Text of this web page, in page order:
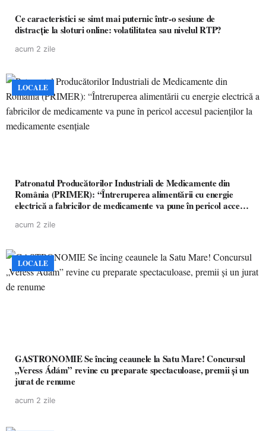
Ce caracteristici se simt mai puternic într-o sesiune de
distracție la sloturi online: volatilitatea sau nivelul RTP?
acum 2 zile
LOCALE
Patronatul Producătorilor Industriali de Medicamente din
România (PRIMER): “Întreruperea alimentării cu energie
electrică a fabricilor de medicamente va pune în pericol accesul
acum 2 zile
LOCALE
GASTRONOMIE Se încing ceaunele la Satu Mare! Concursul
„Veress Ádám” revine cu preparate spectaculoase, premii și un
jurat de renume
acum 2 zile